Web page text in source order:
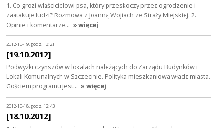
1. Co grozi właścicielowi psa, który przeskoczy przez ogrodzenie i
zaatakuje ludzi? Rozmowa z Joanną Wojtach ze Straży Miejskiej. 2.
Opinie i komentarze… » więcej
2012-10-19, godz. 13:21
[19.10.2012]
Podwyżki czynszów w lokalach należących do Zarządu Budynków i
Lokali Komunalnych w Szczecinie. Polityka mieszkaniowa władz miasta.
Gościem programu jest… » więcej
2012-10-18, godz. 12:43
[18.10.2012]